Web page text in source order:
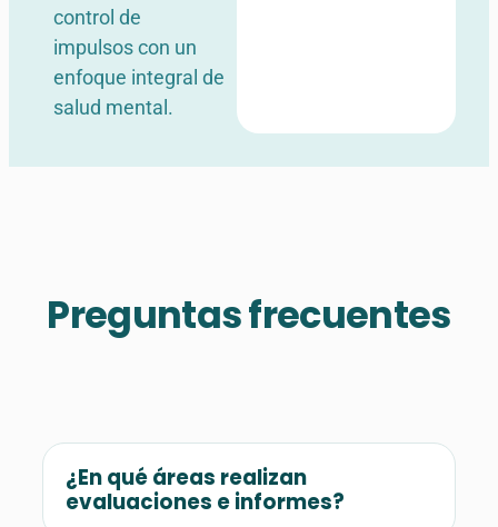
control de
impulsos con un
enfoque integral de
salud mental.
Preguntas frecuentes
¿En qué áreas realizan
evaluaciones e informes?